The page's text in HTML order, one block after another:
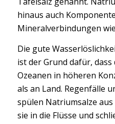
hinaus auch
Mineralverbindungen
Die gute
ist der Grund dafür,
Ozeanen in höheren
als an Land. Regenfälle
spülen Natriumsalze
sie in die Flüsse und